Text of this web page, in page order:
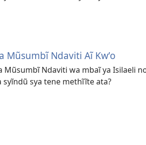
Mũsumbĩ Ndaviti Aĩ Kwʼo
Mũsumbĩ Ndaviti wa mbaĩ ya Isilaeli
sya tene methĩĩte ata?